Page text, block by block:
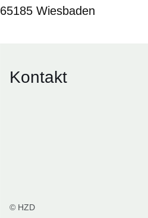
65185 Wiesbaden
Kontakt
© HZD